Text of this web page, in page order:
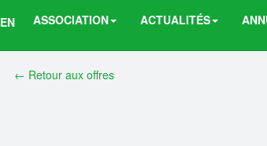
EN ASSOCIATION ACTUALITÉS
← Retour aux offres